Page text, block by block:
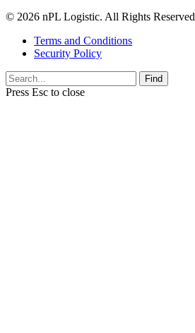
© 2026 nPL Logistic. All Rights Reserved
Terms and Conditions
Security Policy
Find
Press Esc to close